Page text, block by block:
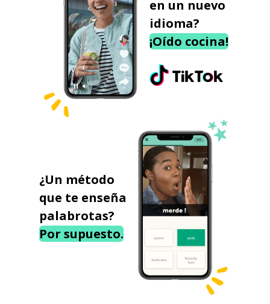
en un nuevo
idioma?
¡Oído cocina!
¿Un método
que te enseña
palabrotas?
Por supuesto.